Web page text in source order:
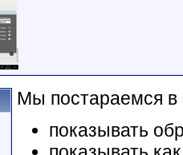
Мы постараемся в
показывать